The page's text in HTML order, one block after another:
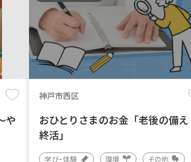
や
神戸市西区
おひとりさまのお金「老後の備え
終活」
学び・体験 環境 その他